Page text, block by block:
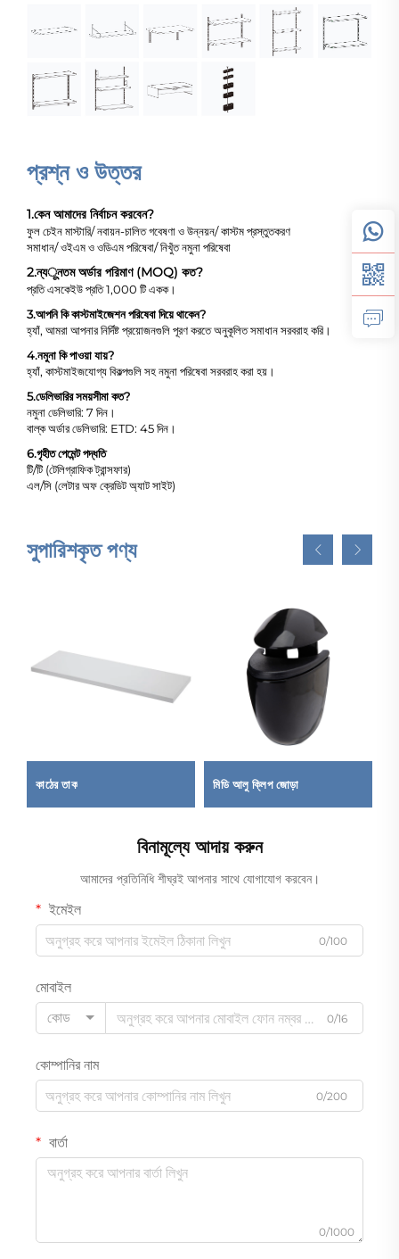
প্রশ্ন ও উত্তর
1.কেন আমাদের নির্বাচন করবেন?
ফুল চেইন মাস্টারি/ নবায়ন-চালিত গবেষণা ও উন্নয়ন/ কাস্টম প্রস্তুতকরণ
সমাধান/ ওইএম ও ওডিএম পরিষেবা/ নিখুঁত নমুনা পরিষেবা
2.ন্যूনতম অর্ডার পরিমাণ (MOQ) কত?
প্রতি এসকেইউ প্রতি 1,000 টি একক।
3.আপনি কি কাস্টমাইজেশন পরিষেবা দিয়ে থাকেন?
হ্যাঁ, আমরা আপনার নির্দিষ্ট প্রয়োজনগুলি পূরণ করতে অনুকূলিত সমাধান সরবরাহ করি।
4.নমুনা কি পাওয়া যায়?
হ্যাঁ, কাস্টমাইজযোগ্য বিকল্পগুলি সহ নমুনা পরিষেবা সরবরাহ করা হয়।
5.ডেলিভারির সময়সীমা কত?
নমুনা ডেলিভারি: 7 দিন।
বাল্ক অর্ডার ডেলিভারি: ETD: 45 দিন।
6.গৃহীত পেমেন্ট পদ্ধতি
টি/টি (টেলিগ্রাফিক ট্রান্সফার)
এল/সি (লেটার অফ ক্রেডিট অ্যাট সাইট)
সুপারিশকৃত পণ্য
কাঠের তাক মিডি আলু ক্লিপ জোড়া
বিনামূল্যে আদায় করুন
আমাদের প্রতিনিধি শীঘ্রই আপনার সাথে যোগাযোগ করবেন।
ইমেইল
0/100
মোবাইল
কোড
0/16
কোম্পানির নাম
0/200
বার্তা
0/1000